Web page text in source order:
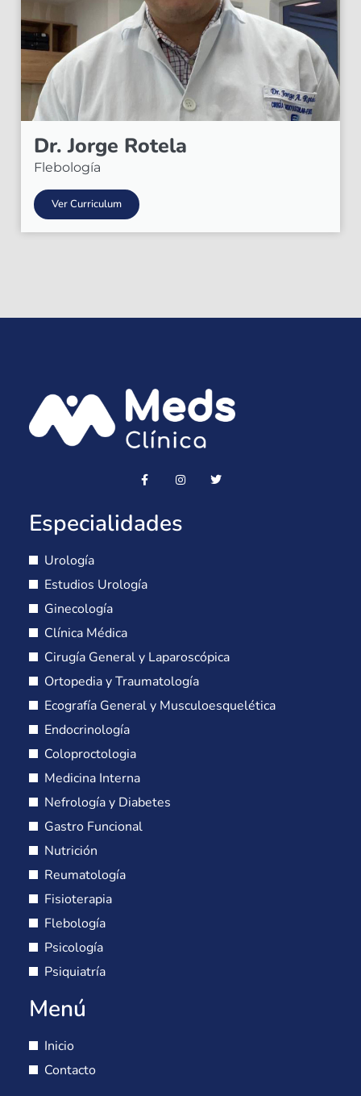
Dr. Jorge Rotela
Flebología
Ver Curriculum
Especialidades
Urología
Estudios Urología
Ginecología
Clínica Médica
Cirugía General y Laparoscópica
Ortopedia y Traumatología
Ecografía General y Musculoesquelética
Endocrinología
Coloproctologia
Medicina Interna
Nefrología y Diabetes
Gastro Funcional
Nutrición
Reumatología
Fisioterapia
Flebología
Psicología
Psiquiatría
Menú
Inicio
Contacto